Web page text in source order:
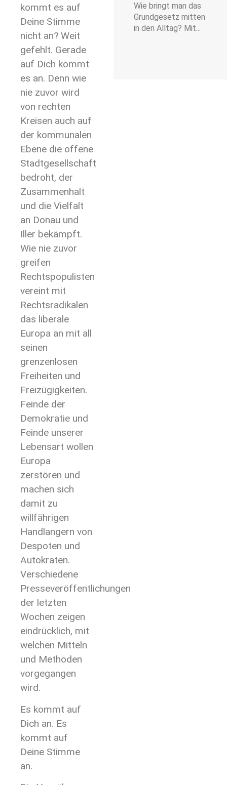
kommt es auf
Deine Stimme
nicht an? Weit
gefehlt. Gerade
auf Dich kommt
es an. Denn wie
nie zuvor wird
von rechten
Kreisen auch auf
der kommunalen
Ebene die offene
Stadtgesellschaft
bedroht, der
Zusammenhalt
und die Vielfalt
an Donau und
Iller bekämpft.
Wie nie zuvor
greifen
Rechtspopulisten
vereint mit
Rechtsradikalen
das liberale
Europa an mit all
seinen
grenzenlosen
Freiheiten und
Freizügigkeiten.
Feinde der
Demokratie und
Feinde unserer
Lebensart wollen
Europa
zerstören und
machen sich
damit zu
willfährigen
Handlangern von
Despoten und
Autokraten.
Verschiedene
Presseveröffentlichungen
der letzten
Wochen zeigen
eindrücklich, mit
welchen Mitteln
und Methoden
vorgegangen
wird.
Es kommt auf
Dich an. Es
kommt auf
Deine Stimme
an.
Wie bringt man das
Grundgesetz mitten
in den Alltag? Mit...